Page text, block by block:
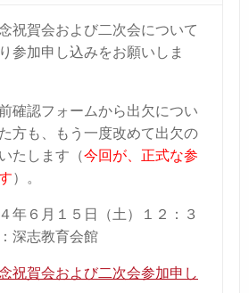
祝賀会および二次会について
参加申し込みをお願いしま
確認フォームから出欠につい
方も、もう一度改めて出欠の
たします（今回が、正式な参
）。
年６月１５日（土）１２：３
深志教育会館
祝賀会および二次会参加申し